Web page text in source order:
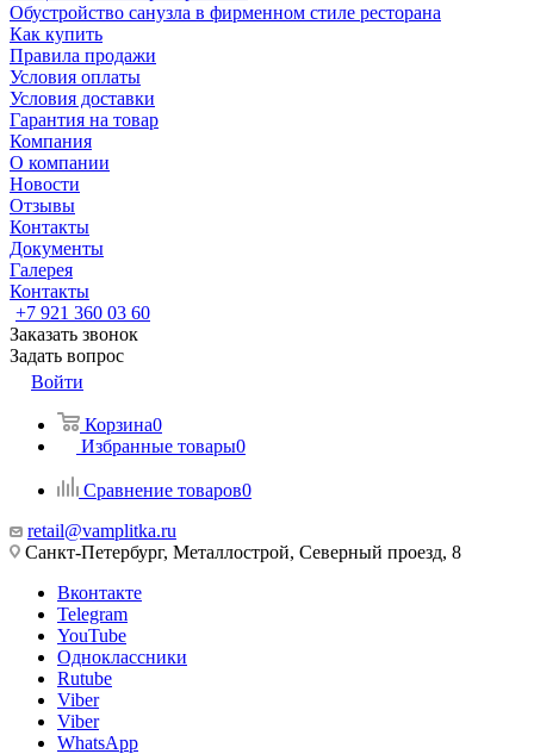
Обустройство санузла в фирменном стиле ресторана
Как купить
Правила продажи
Условия оплаты
Условия доставки
Гарантия на товар
Компания
О компании
Новости
Отзывы
Контакты
Документы
Галерея
Контакты
+7 921 360 03 60
Заказать звонок
Задать вопрос
Войти
Корзина0
Избранные товары0
Сравнение товаров0
retail@vamplitka.ru
Санкт-Петербург, Металлострой, Северный проезд, 8
Вконтакте
Telegram
YouTube
Одноклассники
Rutube
Viber
Viber
WhatsApp